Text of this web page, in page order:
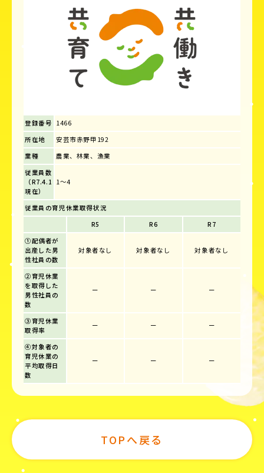
登録番号 1466
所在地
安芸市赤野甲192
業種
農業、林業、漁業
従業員数
（R7.4.1
現在）
1～4
従業員の育児休業取得状況
R5
R6
R7
①配偶者が
出産した男
性社員の数
対象者なし 対象者なし 対象者なし
②育児休業
を取得した
男性社員の
数
ー ー ー
③育児休業
取得率
ー ー ー
④対象者の
育児休業の
平均取得日
数
ー ー ー
TOPへ戻る